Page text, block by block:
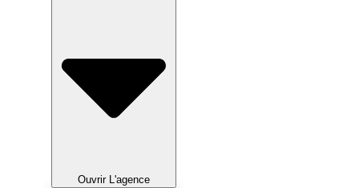
Ouvrir L'agence